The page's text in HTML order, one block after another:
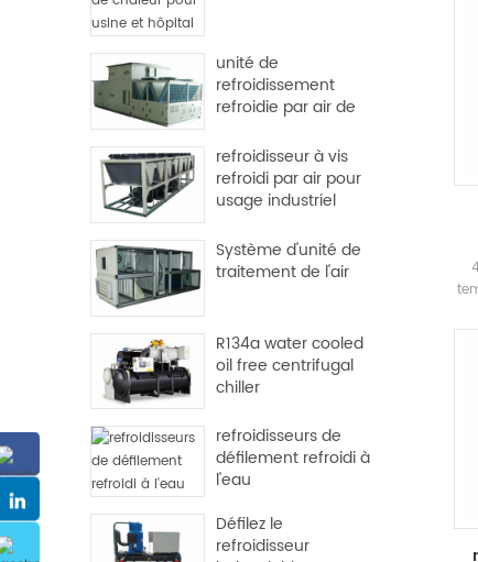
unité de
refroidissement
refroidie par air de
refroidisseur à vis
refroidi par air pour
usage industriel
Système d'unité de
traitement de l'air
R134a water cooled
oil free centrifugal
chiller
refroidisseurs de
défilement refroidi à
l'eau
Défilez le
refroidisseur